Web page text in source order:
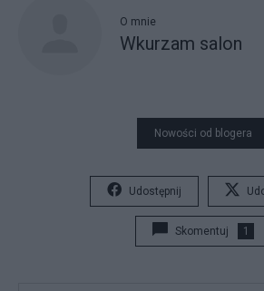
O mnie
Wkurzam salon
Nowości od blogera
Udostępnij
Skomentuj 1